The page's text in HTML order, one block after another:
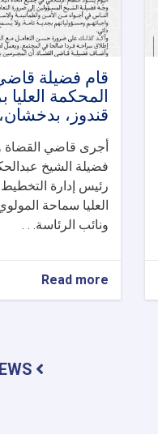
قام فضیلة
المحكمة
قندوز،
أجرى قاضي القضاة
فضيلة الشيخ
رئيس إدارة
العليا سماحة
ونائب الرئاسة. . .
Read more
قام
ورئيس